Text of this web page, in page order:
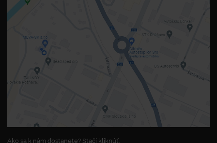
Ako sa k nám dostanete? Stačí kliknúť.